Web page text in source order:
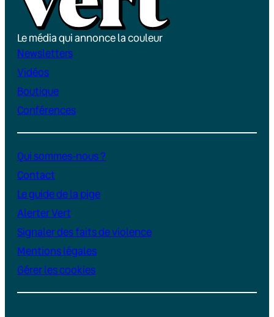
Le média qui annonce la couleur
Newsletters
Vidéos
Boutique
Conférences
Qui sommes-nous ?
Contact
Le guide de la pige
Alerter Vert
Signaler des faits de violence
Mentions légales
Gérer les cookies